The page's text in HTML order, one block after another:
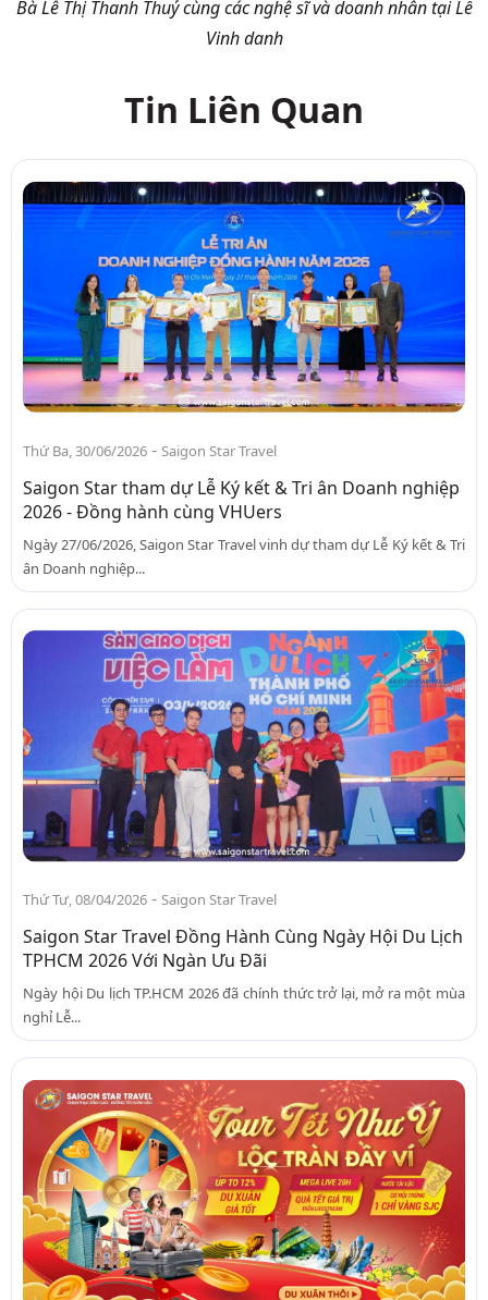
Bà Lê Thị Thanh Thuỷ cùng các nghệ sĩ và doanh nhân tại Lễ
Vinh danh
Tin Liên Quan
Thứ Ba, 30/06/2026 - Saigon Star Travel
Saigon Star tham dự Lễ Ký kết & Tri ân Doanh nghiệp
2026 - Đồng hành cùng VHUers
Ngày 27/06/2026, Saigon Star Travel vinh dự tham dự Lễ Ký kết & Tri
ân Doanh nghiệp...
Thứ Tư, 08/04/2026 - Saigon Star Travel
Saigon Star Travel Đồng Hành Cùng Ngày Hội Du Lịch
TPHCM 2026 Với Ngàn Ưu Đãi
Ngày hội Du lịch TP.HCM 2026 đã chính thức trở lại, mở ra một mùa
nghỉ Lễ...